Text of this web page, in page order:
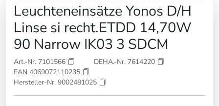
Leuchteneinsätze Yonos D/H
Linse si recht.ETDD 14,70W
90 Narrow IK03 3 SDCM
Art.-Nr. 7101566
DEHA.-Nr. 7614220
EAN 4069072110235
Hersteller-Nr. 9002481025